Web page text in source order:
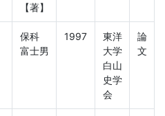
【著】
保科
富士男
1997
東洋
大学
白山
史学
会
論
文